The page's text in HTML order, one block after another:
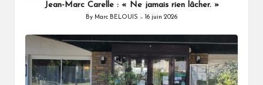
Jean-Marc Carelle : « Ne jamais rien lâcher. »
Posted
By Marc BELOUIS 16 juin 2026